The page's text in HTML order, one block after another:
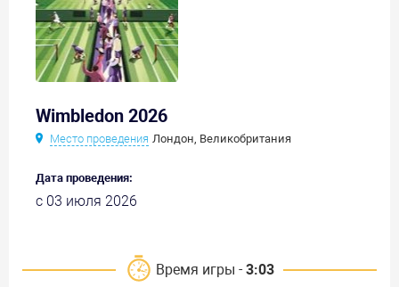
Wimbledon 2026
Место проведения Лондон, Великобритания
Дата проведения:
с 03 июля 2026
Время игры - 3:03